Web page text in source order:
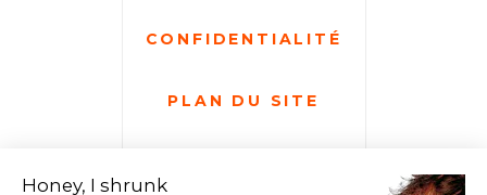
CONFIDENTIALITÉ
PLAN DU SITE